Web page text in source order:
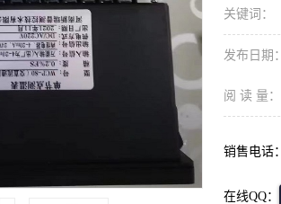
关键词：
发布日期：
阅 读 量：
销售电话：
在线QQ：